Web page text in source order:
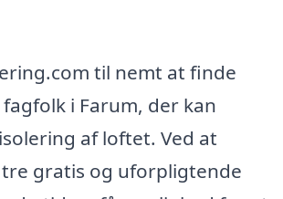
til nemt at finde
i Farum, der kan
af loftet. Ved at
gratis og uforpligtende